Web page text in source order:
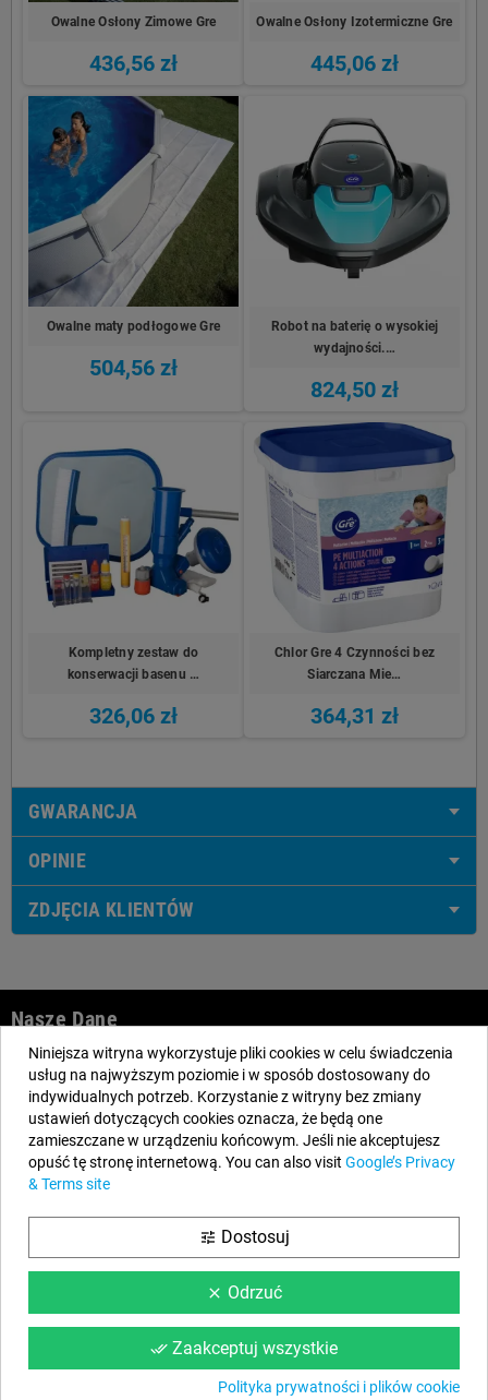
Owalne Osłony Zimowe Gre
436,56 zł
Owalne Osłony Izotermiczne Gre
445,06 zł
Owalne maty podłogowe Gre
504,56 zł
Robot na baterię o wysokiej
wydajności.…
824,50 zł
Kompletny zestaw do
konserwacji basenu …
326,06 zł
Chlor Gre 4 Czynności bez
Siarczana Mie…
364,31 zł
GWARANCJA
OPINIE
ZDJĘCIA KLIENTÓW
Nasze Dane
EYAROC COMPANY SL (ESB06590913)
Zadzwoń do nas:(22) 153 10 10
Godziny pracy:od Poniedziałku do Piątku w godzinach od 9:00 do
14:00 g
Email: info@basenkanadyjski.pl
Informacja
Niniejsza witryna wykorzystuje pliki cookies w celu świadczenia
usług na najwyższym poziomie i w sposób dostosowany do
indywidualnych potrzeb. Korzystanie z witryny bez zmiany
ustawień dotyczących cookies oznacza, że będą one
zamieszczane w urządzeniu końcowym. Jeśli nie akceptujesz
opuść tę stronę internetową. You can also visit Google’s Privacy
& Terms site
tune Dostosuj
clear Odrzuć
done_all Zaakceptuj wszystkie
Polityka prywatności i plików cookie